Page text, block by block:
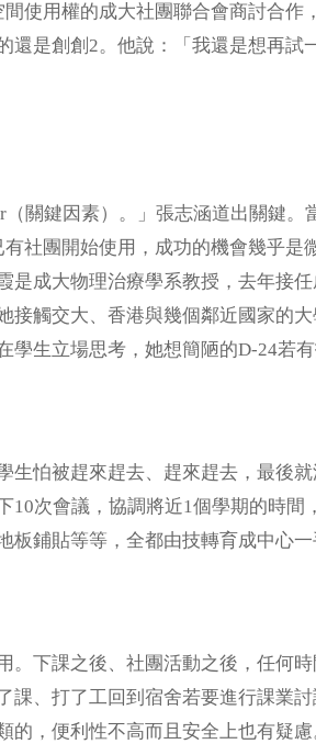
使用權的成大社團聯合會商討合作
是創創2。他說：「我還是想再試
（關鍵因素）。」張志涵道出關鍵
社團開始使用，成功的機會幾乎是
是成大物理治療學系教授，去年接
接觸交大、香港與幾個鄰近國家的
學生立場思考，她想簡陋的D-24若
怕被趕來趕去、趕來趕去，最後
10次會議，協調將近1個學期的時
板鋪貼等等，全都由技轉育成中心
。下課之後、社團活動之後，任何
課、打了工回到宿舍若要進行課業
的，便利性不高而且安全上也有疑